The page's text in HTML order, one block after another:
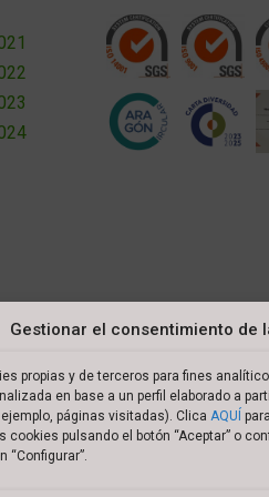
Gestionar el consentimiento de
propias y de terceros para fines
en base a un perfil elaborado a
páginas visitadas). Clica AQUÍ
cookies pulsando el botón “Aceptar” o
“Configurar”.
Política de cookies
Política
de compra